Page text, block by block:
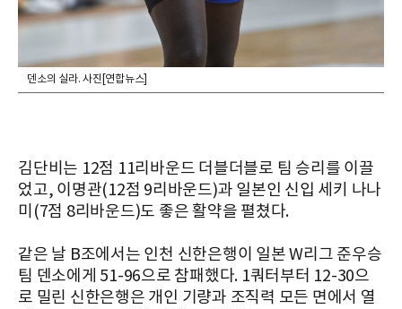
덴소의 실라. 사진[연합뉴스]
김단비는 12점 11리바운드 더블더블로 팀 승리를 이끌
었고, 이명관(12점 9리바운드)과 일본인 신입 세키 나나
미(7점 8리바운드)도 좋은 활약을 펼쳤다.
같은 날 B조에서는 인천 신한은행이 일본 W리그 준우승
팀 덴소에게 51-96으로 참패했다. 1쿼터부터 12-30으
로 밀린 신한은행은 개인 기량과 조직력 모든 면에서 열